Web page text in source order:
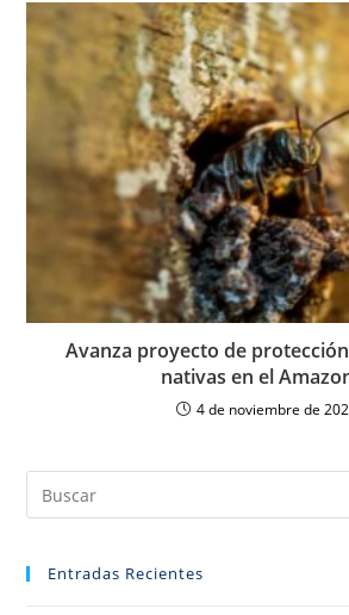
Avanza proyecto de
nativas en el
4 de noviembre de
Entradas Recientes